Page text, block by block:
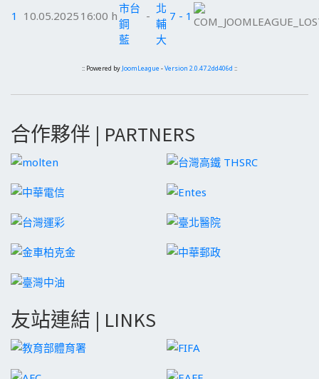
1 10.05.2025 16:00 h
市台
鋼
藍
-
北
輔
大
7 - 1
:: Powered by JoomLeague -Version 2.0.47.2dd406d ::
合作夥伴 | PARTNERS
友站連結 | LINKS